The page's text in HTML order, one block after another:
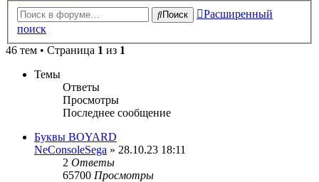
Поиск
Расширенный
поиск
46 тем • Страница 1 из 1
Темы
Ответы
Просмотры
Последнее сообщение
Буквы BOYARD
NeConsoleSega » 28.10.23 18:11
2 Ответы
65700 Просмотры